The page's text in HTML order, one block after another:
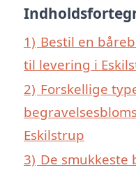
1) Bestil en
til levering i
2) Forskellige
Eskilstrup
3) De smukkeste